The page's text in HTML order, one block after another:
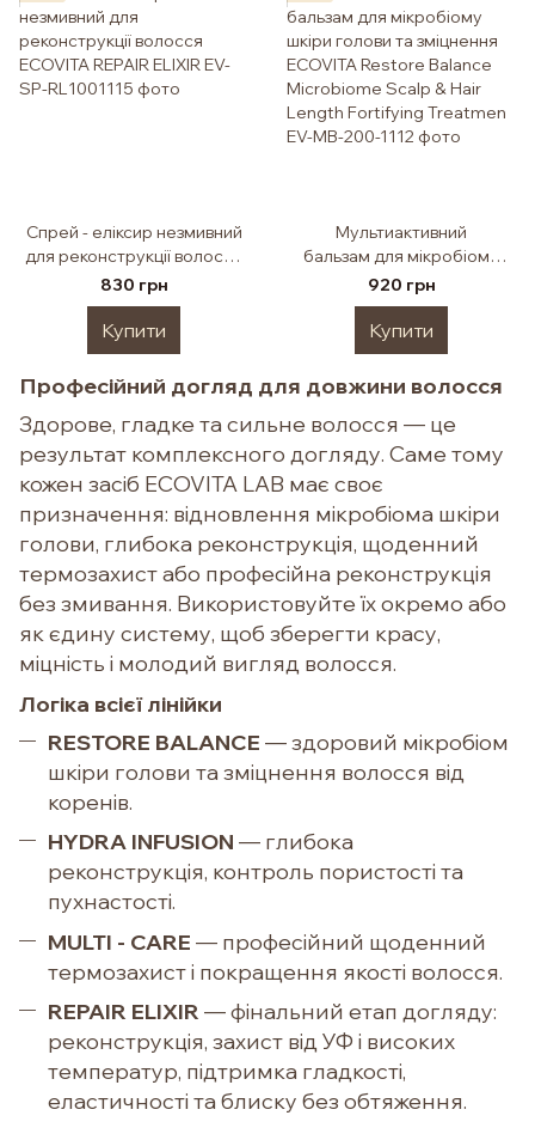
Спрей - еліксир незмивний
для реконструкції волосся
ECOVITA REPAIR ELIXIR
830 грн
Купити
Мультиактивний
бальзам для мікробіому
шкіри голови та зміцнення
ECOVITA Restore Balance
Microbiome Scalp & Hair
Length Fortifying Treatmen
920 грн
Купити
Професійний догляд для довжини волосся
Здорове, гладке та сильне волосся — це
результат комплексного догляду. Саме тому
кожен засіб ECOVITA LAB має своє
призначення: відновлення мікробіома шкіри
голови, глибока реконструкція, щоденний
термозахист або професійна реконструкція
без змивання. Використовуйте їх окремо або
як єдину систему, щоб зберегти красу,
міцність і молодий вигляд волосся.
Логіка всієї лінійки
RESTORE BALANCE — здоровий мікробіом
шкіри голови та зміцнення волосся від
коренів.
HYDRA INFUSION — глибока
реконструкція, контроль пористості та
пухнастості.
MULTI - CARE — професійний щоденний
термозахист і покращення якості волосся.
REPAIR ELIXIR — фінальний етап догляду:
реконструкція, захист від УФ і високих
температур, підтримка гладкості,
еластичності та блиску без обтяження.